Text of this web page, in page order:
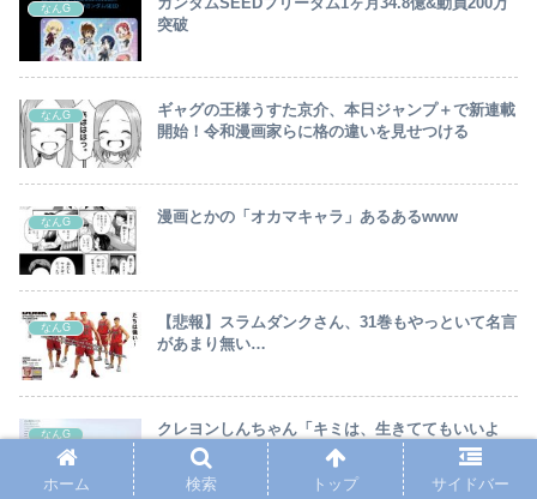
なんG
突破
なんG
ギャグの王様うすた京介、本日ジャンプ＋で新連載
開始！令和漫画家らに格の違いを見せつける
なんG 漫画とかの「オカマキャラ」あるあるwww
なんG
【悲報】スラムダンクさん、31巻もやっといて名言
があまり無い…
なんG
クレヨンしんちゃん「キミは、生きててもいいよ
(笑)」
ホーム
検索 トップ サイドバー